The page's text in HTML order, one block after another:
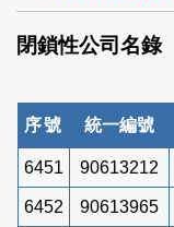
索
閉鎖性公司名錄
序號 統一編號
6451 90613212
6452 90613965